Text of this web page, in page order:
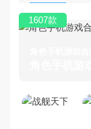
角色手机游
1607款